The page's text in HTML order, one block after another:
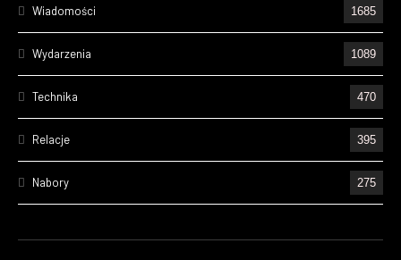
Wiadomości 1685
Wydarzenia 1089
Technika 470
Relacje 395
Nabory 275